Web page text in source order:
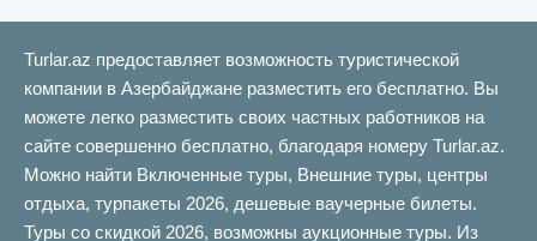
Turlar.az предоставляет возможность туристической
компании в Азербайджане разместить его бесплатно. Вы
можете легко разместить своих частных работников на
сайте совершенно бесплатно, благодаря номеру Turlar.az.
Можно найти Включенные туры, Внешние туры, центры
отдыха, турпакеты 2026, дешевые ваучерные билеты.
Туры со скидкой 2026, возможны аукционные туры. Из